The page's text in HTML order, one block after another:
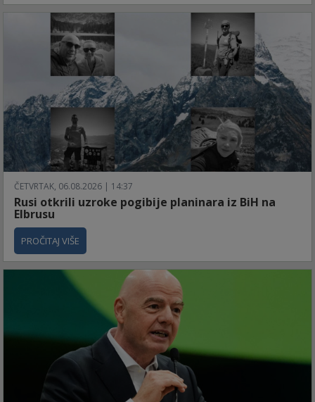
ČETVRTAK, 06.08.2026 | 14:37
Rusi otkrili uzroke pogibije planinara iz BiH na
Elbrusu
PROČITAJ VIŠE